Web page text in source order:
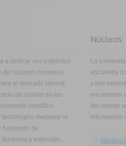
a dedicar sus esfuerzos
de recursos humanos
el mercado laboral,
de calidad en las
científico,
tecnológico mediante la
funciones de
docencia y extensión.
Núcleos
La
encuentra
y tres
encuentran
del oriente
información
Núcleo